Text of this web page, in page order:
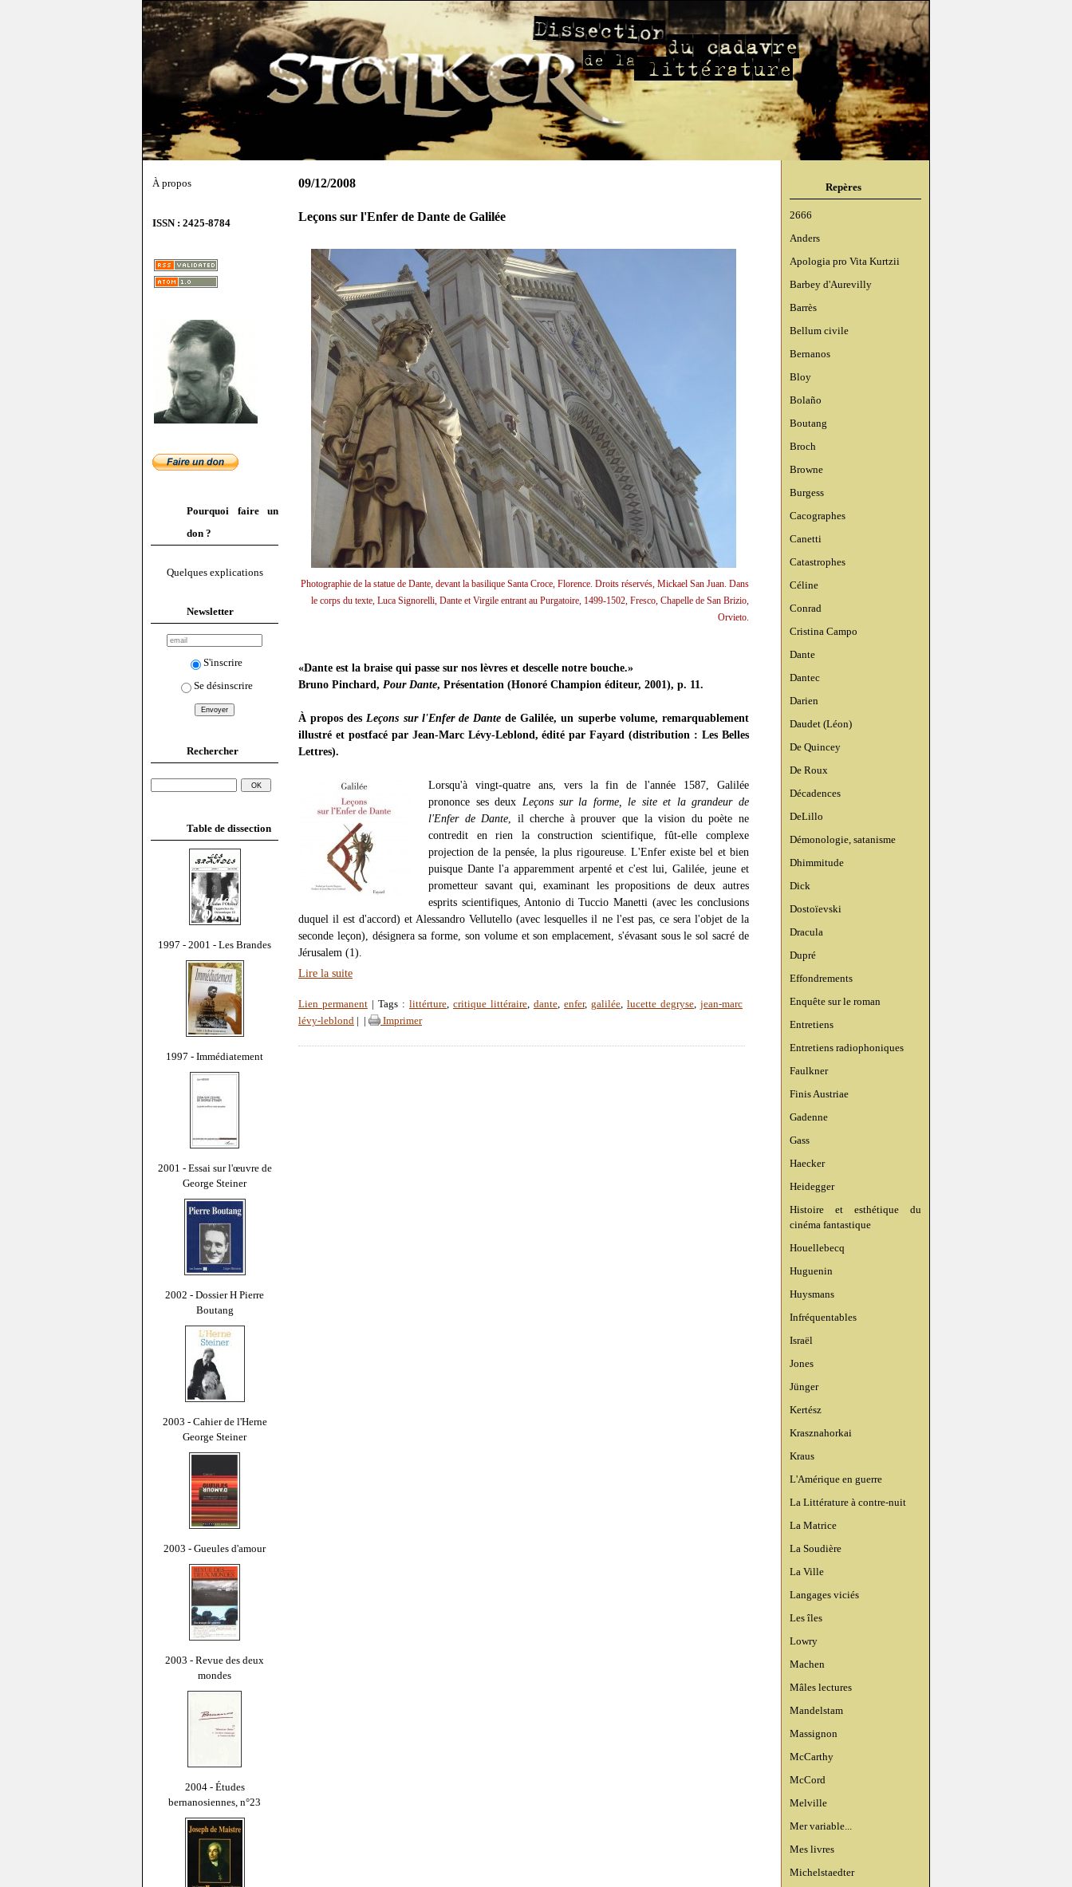
À propos
ISSN : 2425-8784
Pourquoi faire un
don ?
Quelques explications
Newsletter
S'inscrire
Se désinscrire
Rechercher
Table de dissection
1997 - 2001 - Les Brandes
1997 - Immédiatement
2001 - Essai sur l'œuvre de
George Steiner
2002 - Dossier H Pierre
Boutang
2003 - Cahier de l'Herne
George Steiner
2003 - Gueules d'amour
2003 - Revue des deux
mondes
2004 - Études
bernanosiennes, n°23
Repères
2666
Anders
Apologia pro Vita Kurtzii
Barbey d'Aurevilly
Barrès
Bellum civile
Bernanos
Bloy
Bolaño
Boutang
Broch
Browne
Burgess
Cacographes
Canetti
Catastrophes
Céline
Conrad
Cristina Campo
Dante
Dantec
Darien
Daudet (Léon)
De Quincey
De Roux
Décadences
DeLillo
Démonologie, satanisme
Dhimmitude
Dick
Dostoïevski
Dracula
Dupré
Effondrements
Enquête sur le roman
Entretiens
Entretiens radiophoniques
Faulkner
Finis Austriae
Gadenne
Gass
Haecker
Heidegger
Histoire et esthétique du
cinéma fantastique
Houellebecq
Huguenin
Huysmans
Infréquentables
Israël
Jones
Jünger
Kertész
Krasznahorkai
Kraus
L'Amérique en guerre
La Littérature à contre-nuit
La Matrice
La Soudière
La Ville
Langages viciés
Les îles
Lowry
Machen
Mâles lectures
Mandelstam
Massignon
McCarthy
McCord
Melville
Mer variable...
Mes livres
Michelstaedter
09/12/2008
Leçons sur l'Enfer de Dante de Galilée
Photographie de la statue de Dante, devant la basilique Santa Croce, Florence. Droits réservés, Mickael San Juan. Dans
le corps du texte, Luca Signorelli, Dante et Virgile entrant au Purgatoire, 1499-1502, Fresco, Chapelle de San Brizio,
Orvieto.
«Dante est la braise qui passe sur nos lèvres et descelle notre bouche.»
Bruno Pinchard, Pour Dante, Présentation (Honoré Champion éditeur, 2001), p. 11.
À propos des Leçons sur l'Enfer de Dante de Galilée, un superbe volume, remarquablement
illustré et postfacé par Jean-Marc Lévy-Leblond, édité par Fayard (distribution : Les Belles
Lettres).
Lorsqu'à vingt-quatre ans, vers la fin de l'année 1587, Galilée
prononce ses deux Leçons sur la forme, le site et la grandeur de
l'Enfer de Dante , il cherche à prouver que la vision du poète ne
contredit en rien la construction scientifique, fût-elle complexe
projection de la pensée, la plus rigoureuse. L'Enfer existe bel et bien
puisque Dante l'a apparemment arpenté et c'est lui, Galilée, jeune et
prometteur savant qui, examinant les propositions de deux autres
esprits scientifiques, Antonio di Tuccio Manetti (avec les conclusions
duquel il est d'accord) et Alessandro Vellutello (avec lesquelles il ne l'est pas, ce sera l'objet de la
seconde leçon), désignera sa forme, son volume et son emplacement, s'évasant sous le sol sacré de
Jérusalem (1).
Lire la suite
Lien permanent | Tags : littérture, critique littéraire, dante, enfer, galilée, lucette degryse, jean-marc
lévy-leblond
Imprimer